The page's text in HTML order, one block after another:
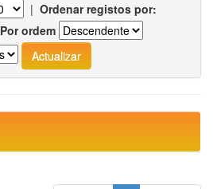
| Ordenar registos por:
Por ordem